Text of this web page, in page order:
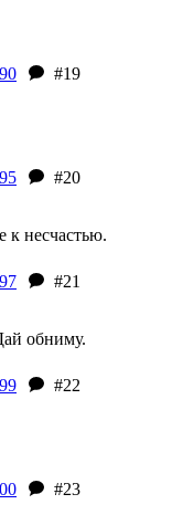
#19
#20
к несчастью.
#21
обниму.
#22
#23